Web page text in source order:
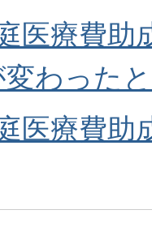
医療費助
わった
医療費助